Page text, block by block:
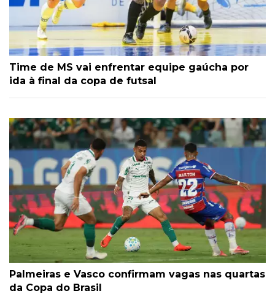
Time de MS vai enfrentar equipe gaúcha por
ida à final da copa de futsal
Palmeiras e Vasco confirmam vagas nas quartas
da Copa do Brasil